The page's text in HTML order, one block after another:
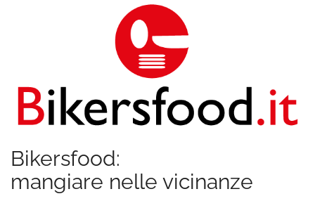
Bikersfood:
mangiare nelle vicinanze